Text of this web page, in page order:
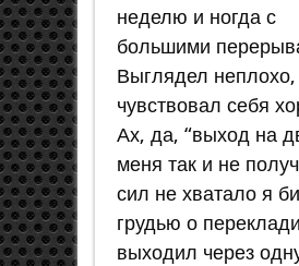
неделю и ногда с
большими
Выглядел неплохо,
чувствовал себя
Ах, да, “выход на
меня так и не
сил не хватало я
грудью о
выходил через